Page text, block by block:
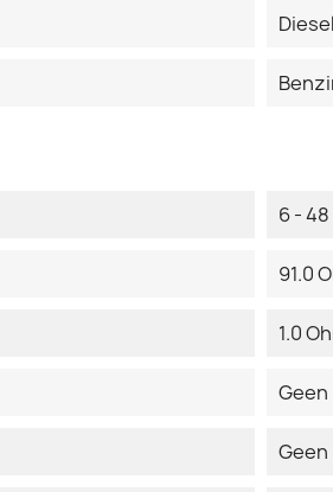
6 - 48
91.0
1.0
Geen
Geen